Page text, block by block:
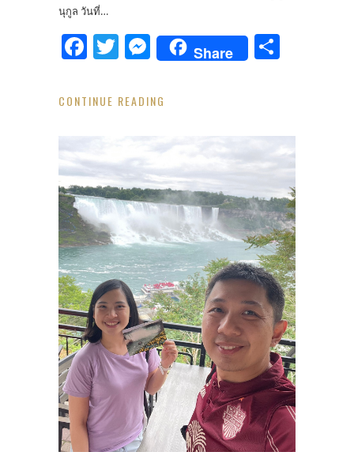
นุกูล วันที่…
Facebook
Twitter
Messenger
Share
CONTINUE READING